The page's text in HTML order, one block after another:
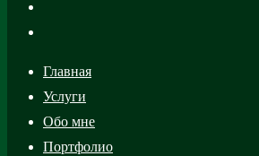
Главная
Услуги
Обо мне
Портфолио